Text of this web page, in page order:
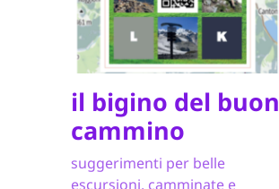
il bigino del buon
cammino
suggerimenti per belle
escursioni, camminate e